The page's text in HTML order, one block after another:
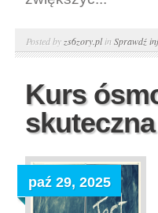
Posted by zs6zory.plin Sprawdź
Kurs
paź 29, 2025